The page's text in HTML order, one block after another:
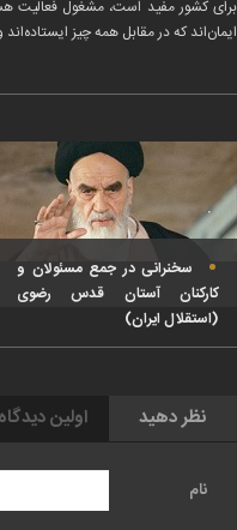
ایمان‌اند که در مقابل همه چیز
سخنرانی در جمع مسئولان و
کارکنان آستان قدس رضوی
(استقلال ایران)
نظر دهید اولین
نام